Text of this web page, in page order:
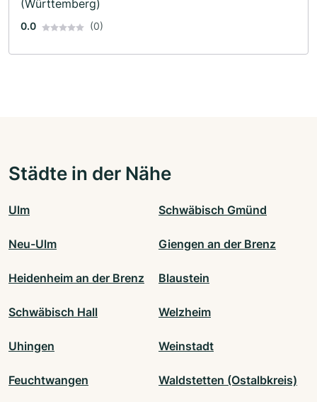
(Württemberg)
0.0 (0)
Städte in der Nähe
Ulm Schwäbisch Gmünd
Neu-Ulm Giengen an der Brenz
Heidenheim an der Brenz Blaustein
Schwäbisch Hall Welzheim
Uhingen Weinstadt
Feuchtwangen Waldstetten (Ostalbkreis)